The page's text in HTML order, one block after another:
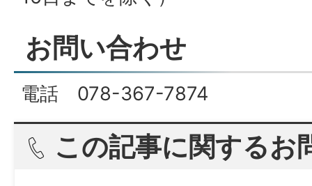
お問い合わせ
電話 078-367-7874
この記事に関するお